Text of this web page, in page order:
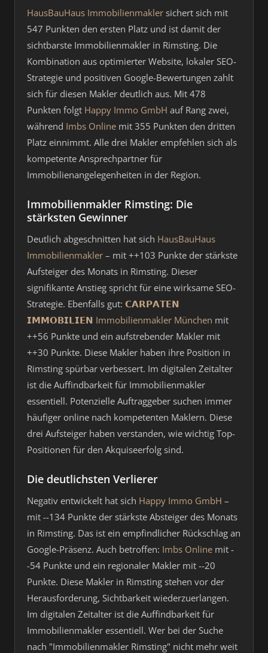
HausBauHaus Immobilienmakler sichert sich mit
547 Punkten den ersten Platz und ist damit der
sichtbarste Immobilienmakler in Rimsting. Die
Kombination aus optimierter Website, lokaler SEO-
Strategie und positiven Google-Bewertungen zahlt
sich für diesen Makler deutlich aus. Mit 478
Punkten folgt Happy Immo GmbH auf Rang zwei,
während Imbs Online mit 355 Punkten den dritten
Platz einnimmt. Alle drei Makler empfehlen sich als
kompetente Ansprechpartner für
Immobilienangelegenheiten in der Region.
Immobilienmakler Rimsting: Die
stärksten Gewinner
Deutlich abgeschnitten hat sich HausBauHaus
Immobilienmakler – mit ++103 Punkte der stärkste
Aufsteiger des Monats in Rimsting. Dieser
signifikante Anstieg spricht für eine wirksame SEO-
Strategie. Ebenfalls gut: 𝗖𝗔𝗥𝗣𝗔𝗧𝗘𝗡
𝗜𝗠𝗠𝗢𝗕𝗜𝗟𝗜𝗘𝗡 Immobilienmakler München mit
++56 Punkte und ein aufstrebender Makler mit
++30 Punkte. Diese Makler haben ihre Position in
Rimsting spürbar verbessert. Im digitalen Zeitalter
ist die Auffindbarkeit für Immobilienmakler
essentiell. Potenzielle Auftraggeber suchen immer
häufiger online nach kompetenten Maklern. Diese
drei Aufsteiger haben verstanden, wie wichtig Top-
Positionen für den Akquiseerfolg sind.
Die deutlichsten Verlierer
Negativ entwickelt hat sich Happy Immo GmbH –
mit --134 Punkte der stärkste Absteiger des Monats
in Rimsting. Das ist ein empfindlicher Rückschlag an
Google-Präsenz. Auch betroffen: Imbs Online mit -
-54 Punkte und ein regionaler Makler mit --20
Punkte. Diese Makler in Rimsting stehen vor der
Herausforderung, Sichtbarkeit wiederzuerlangen.
Im digitalen Zeitalter ist die Auffindbarkeit für
Immobilienmakler essentiell. Wer bei der Suche
nach "Immobilienmakler Rimsting" nicht mehr weit